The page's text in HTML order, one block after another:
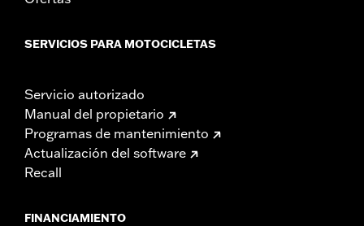
SERVICIOS PARA MOTOCICLETAS
Servicio autorizado
Manual del propietario
Programas de mantenimiento
Actualización del software
Recall
FINANCIAMIENTO